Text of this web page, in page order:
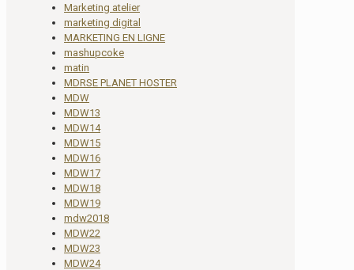
Marketing atelier
marketing digital
MARKETING EN LIGNE
mashupcoke
matin
MDRSE PLANET HOSTER
MDW
MDW13
MDW14
MDW15
MDW16
MDW17
MDW18
MDW19
mdw2018
MDW22
MDW23
MDW24